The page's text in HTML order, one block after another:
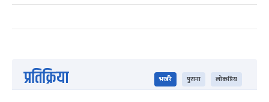
प्रतिक्रिया भर्खरै पुराना लोकप्रिय